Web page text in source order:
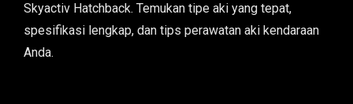
Skyactiv Hatchback. Temukan tipe aki yang tepat,
spesifikasi lengkap, dan tips perawatan aki kendaraan
Anda.